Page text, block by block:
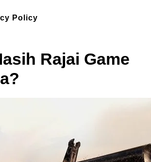
Policy
Rajai Game